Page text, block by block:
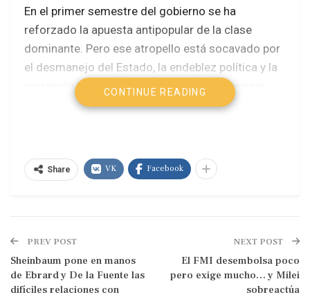
En el primer semestre del gobierno se ha
reforzado la apuesta antipopular de la clase
dominante. Pero ese atropello está socavado por
el desmanejo del Estado, la endeblez política y la
regresión económica. Milei intenta compensar
esas inconsistencias con mayor protagonismo en
derecha convencional y aprovecha el
desconcierto del peronismo, mientras la batalla
mucho… y Milei sobreactúa
Crueldad manifiesta: el modelo de la
Argentina de Milei
CONTINUE READING
Share VK Facebook
PREV POST
Sheinbaum pone en manos
de Ebrard y De la Fuente las
difíciles relaciones con
NEXT POST
El FMI desembolsa poco
pero exige mucho… y Milei
sobreactúa